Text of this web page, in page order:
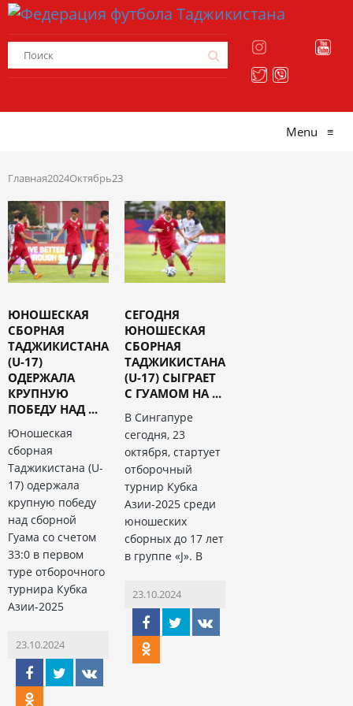
Menu ≡
Главная2024Октябрь23
ЮНОШЕСКАЯ
СБОРНАЯ
ТАДЖИКИСТАНА
(U-17)
ОДЕРЖАЛА
КРУПНУЮ
ПОБЕДУ НАД ...
Юношеская
сборная
Таджикистана (U-
17) одержала
крупную победу
над сборной
Гуама со счетом
33:0 в первом
туре отборочного
турнира Кубка
Азии-2025
23.10.2024
СЕГОДНЯ
ЮНОШЕСКАЯ
СБОРНАЯ
ТАДЖИКИСТАНА
(U-17) СЫГРАЕТ
С ГУАМОМ НА ...
В Сингапуре
сегодня, 23
октября, стартует
отборочный
турнир Кубка
Азии-2025 среди
юношеских
сборных до 17 лет
в группе «J». В
23.10.2024